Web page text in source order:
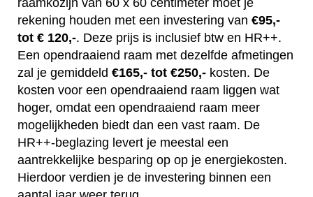
raamkozijn van 60 x 60 centimeter moet je
rekening houden met een investering van €95,-
tot € 120,-. Deze prijs is inclusief btw en HR++.
Een opendraaiend raam met dezelfde afmetingen
zal je gemiddeld €165,- tot €250,- kosten. De
kosten voor een opendraaiend raam liggen wat
hoger, omdat een opendraaiend raam meer
mogelijkheden biedt dan een vast raam. De
HR++-beglazing levert je meestal een
aantrekkelijke besparing op op je energiekosten.
Hierdoor verdien je de investering binnen een